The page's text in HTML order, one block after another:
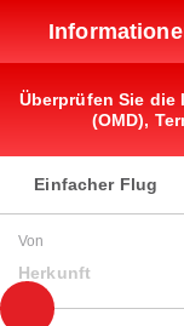
Überprüfen Sie die
(OMD),
Einfacher Flug
Von
Herkunft